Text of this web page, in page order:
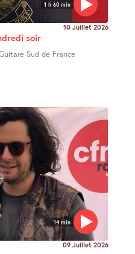
1 h 60 min
10 Juillet 2026
soir
Sud de France
14 min
09 Juillet 2026